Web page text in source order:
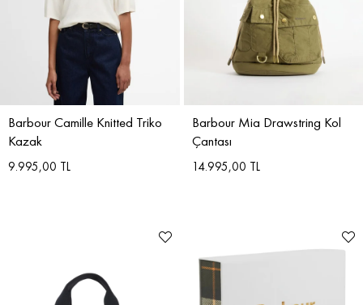
Barbour Camille Knitted Triko
Kazak
9.995,00 TL
Barbour Mia Drawstring Kol
Çantası
14.995,00 TL